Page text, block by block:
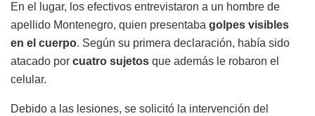
En el lugar, los efectivos entrevistaron a un hombre de
apellido Montenegro, quien presentaba golpes visibles
en el cuerpo. Según su primera declaración, había sido
atacado por cuatro sujetos que además le robaron el
celular.
Debido a las lesiones, se solicitó la intervención del